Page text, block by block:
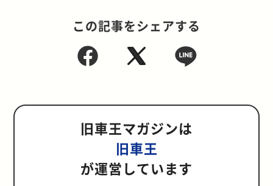
この記事をシェアする
旧車王マガジンは
旧車王
が運営しています